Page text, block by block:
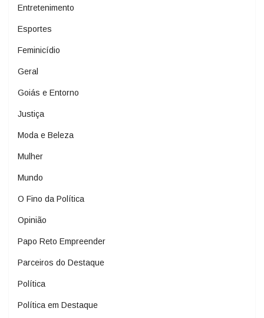
Entretenimento
Esportes
Feminicídio
Geral
Goiás e Entorno
Justiça
Moda e Beleza
Mulher
Mundo
O Fino da Política
Opinião
Papo Reto Empreender
Parceiros do Destaque
Política
Política em Destaque